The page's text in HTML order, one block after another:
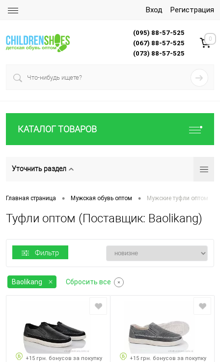
Вход Регистрация
(095) 88-57-525
(067) 88-57-525
(073) 88-57-525
0
КАТАЛОГ ТОВАРОВ
Уточнить раздел
Главная страница • Мужская обувь оптом • Мужские туфли оптом
Туфли оптом (Поставщик: Baolikang)
Фильтр
Baolikang Сбросить все
+15 грн. бонусов за покупку +15 грн. бонусов за покупку